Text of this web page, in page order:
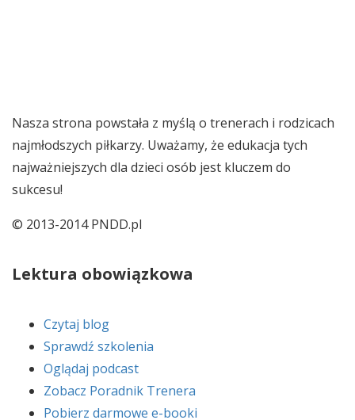
Nasza strona powstała z myślą o trenerach i rodzicach
najmłodszych piłkarzy. Uważamy, że edukacja tych
najważniejszych dla dzieci osób jest kluczem do
sukcesu!
© 2013-2014 PNDD.pl
Lektura obowiązkowa
Czytaj blog
Sprawdź szkolenia
Oglądaj podcast
Zobacz Poradnik Trenera
Pobierz darmowe e-booki